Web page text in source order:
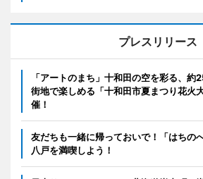
プレスリリース
「アートのまち」十和田の空を彩る、
街地で楽しめる「十和田市夏まつり花火
催！
友だちも一緒に帰っておいで！「はちの
八戸を満喫しよう！